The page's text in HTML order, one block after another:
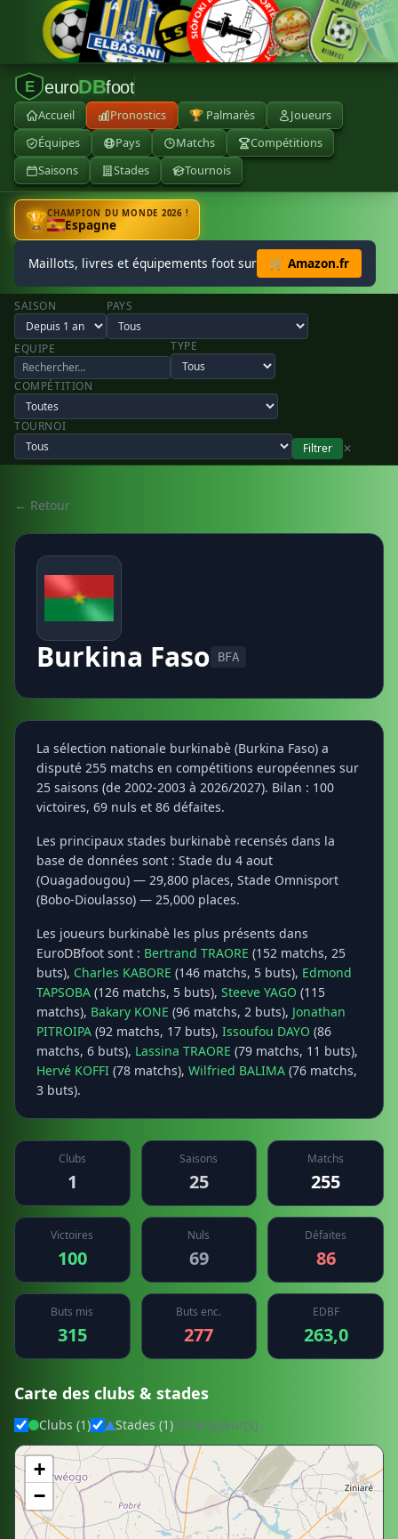
E euroDBfoot
Accueil Pronostics 🏆 Palmarès
Joueurs
Équipes
Pays Matchs
Compétitions
Saisons
Stades Tournois
🏆CHAMPION DU MONDE 2026 !
Espagne
Maillots, livres et équipements foot sur 🛒 Amazon.fr
SAISON PAYS
EQUIPE TYPE
COMPÉTITION
TOURNOI
Filtrer
✕
← Retour
Burkina Faso BFA
La sélection nationale burkinabè (Burkina Faso) a
disputé 255 matchs en compétitions européennes sur
25 saisons (de 2002-2003 à 2026/2027). Bilan : 100
victoires, 69 nuls et 86 défaites.
Les principaux stades burkinabè recensés dans la
base de données sont : Stade du 4 aout
(Ouagadougou) — 29,800 places, Stade Omnisport
(Bobo-Dioulasso) — 25,000 places.
Les joueurs burkinabè les plus présents dans
EuroDBfoot sont : Bertrand TRAORE (152 matchs, 25
buts), Charles KABORE (146 matchs, 5 buts), Edmond
TAPSOBA (126 matchs, 5 buts), Steeve YAGO (115
matchs), Bakary KONE (96 matchs, 2 buts), Jonathan
PITROIPA (92 matchs, 17 buts), Issoufou DAYO (86
matchs, 6 buts), Lassina TRAORE (79 matchs, 11 buts),
Hervé KOFFI (78 matchs), Wilfried BALIMA (76 matchs,
3 buts).
Clubs
1
Saisons
25
Matchs
255
Victoires
100
Nuls
69
Défaites
86
Buts mis
315
Buts enc.
277
EDBF
263,0
Carte des clubs & stades
Clubs (1) Stades (1)2 marqueur(s)
+
−